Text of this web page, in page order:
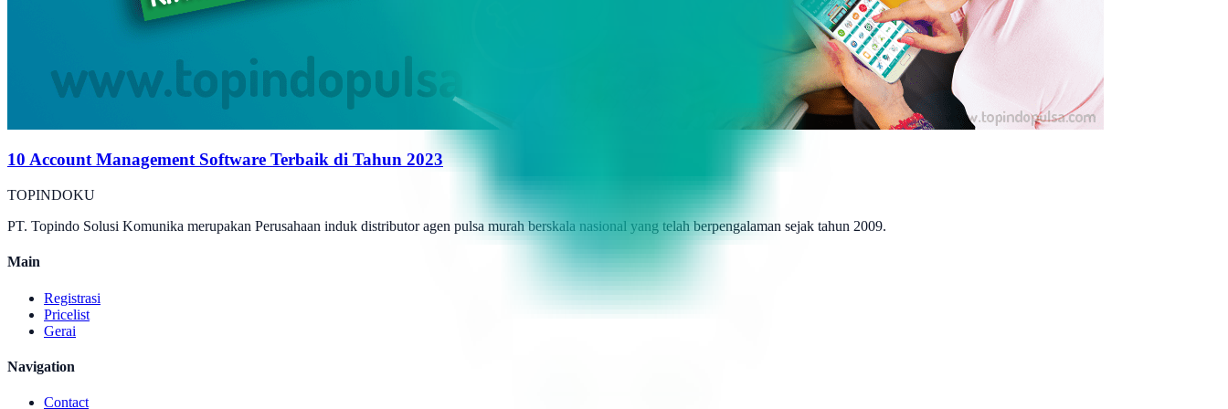
10 Account Management Software Terbaik di Tahun 2023
TOPINDOKU
PT. Topindo Solusi Komunika merupakan Perusahaan induk distributor agen pulsa murah berskala nasional yang telah berpengalaman sejak tahun 2009.
Main
Registrasi
Pricelist
Gerai
Navigation
Contact